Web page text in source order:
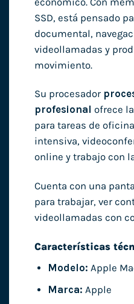
SSD, está pensado
documental,
videollamadas y
movimiento.
Su procesador
profesional ofrece
para tareas de
intensiva,
online y trabajo con
Cuenta con una
para trabajar, ver
videollamadas con
Características
Modelo: Apple
Marca: Apple